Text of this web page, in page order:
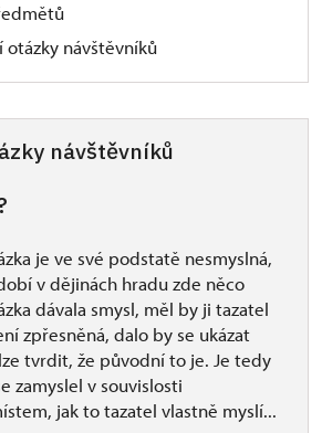
otázky návštěvníků
návštěvníků
je ve své podstatě nesmyslná,
v dějinách hradu zde něco
dávala smysl, měl by ji tazatel
zpřesněná, dalo by se ukázat
tvrdit, že původní to je. Je tedy
zamyslel v souvislosti
jak to tazatel vlastně myslí...